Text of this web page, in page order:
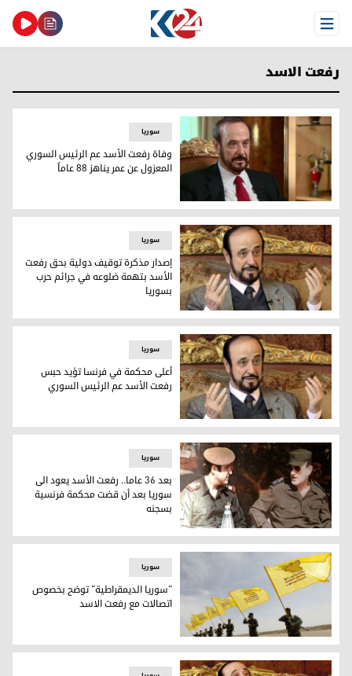
Open Menu
رفعت الاسد
وفاة رفعت الأسد عم الرئيس السوري المعزول عن عمر يناهز 88 عاماً
سوریا
وفاة رفعت الأسد عم الرئيس السوري
المعزول عن عمر يناهز 88 عاماً
إصدار مذكرة توقيف دولية بحق رفعت الأسد بتهمة ضلوعه في
سوریا
إصدار مذكرة توقيف دولية بحق رفعت
الأسد بتهمة ضلوعه في جرائم حرب
بسوريا
أعلى محكمة في فرنسا تؤيد حبس رفعت الأسد عم الرئيس
سوریا
أعلى محكمة في فرنسا تؤيد حبس
رفعت الأسد عم الرئيس السوري
الرئيس السوري الراحل حافظ الاسد وشقيقه رفعت الاسد-
سوریا
بعد 36 عاما.. رفعت الأسد يعود الى
سوريا بعد أن قضت محكمة فرنسية
بسجنه
"سوريا الديمقراطية" توضح بخصوص اتصالات مع رفعت الاسد
سوریا
"سوريا الديمقراطية" توضح بخصوص
اتصالات مع رفعت الاسد